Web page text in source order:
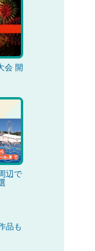
会 開
辺で
品も